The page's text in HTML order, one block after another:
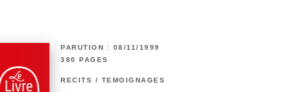
PARUTION : 08/11/1999
380 PAGES
RÉCITS / TÉMOIGNAGES